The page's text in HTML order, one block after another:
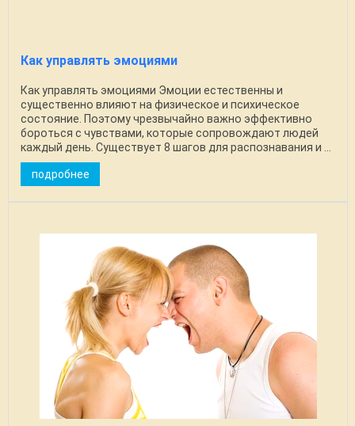
Как управлять эмоциями
Как управлять эмоциями Эмоции естественны и
существенно влияют на физическое и психическое
состояние. Поэтому чрезвычайно важно эффективно
бороться с чувствами, которые сопровождают людей
каждый день. Существует 8 шагов для распознавания и ...
подробнее